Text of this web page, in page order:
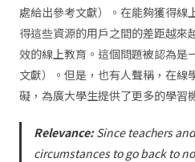
處給出參考文獻）。在能夠獲得線
得這些資源的用戶之間的差距越來
效的線上教育。這個問題被認為是
文獻）。但是，也有人聲稱，在線
礙，為廣大學生提供了更多的學習
Relevance:Since teachers
circumstances to go back to